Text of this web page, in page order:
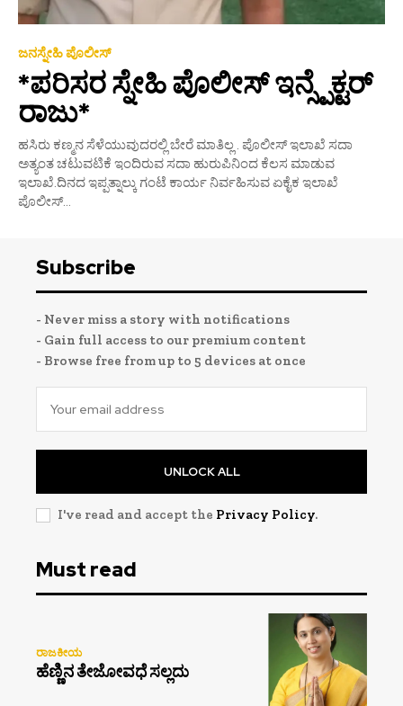
ಜನಸ್ನೇಹಿ ಪೊಲೀಸ್
*ಪರಿಸರ ಸ್ನೇಹಿ ಪೊಲೀಸ್ ಇನ್ಸ್ಪೆಕ್ಟರ್
ರಾಜು*
ಹಸಿರು ಕಣ್ಮನ ಸೆಳೆಯುವುದರಲ್ಲಿ ಬೇರೆ ಮಾತಿಲ್ಲ . ಪೊಲೀಸ್ ಇಲಾಖೆ ಸದಾ
ಅತ್ಯಂತ ಚಟುವಟಿಕೆ ಇಂದಿರುವ ಸದಾ ಹುರುಪಿನಿಂದ ಕೆಲಸ ಮಾಡುವ
ಇಲಾಖೆ.ದಿನದ ಇಪ್ಪತ್ನಾಲ್ಕು ಗಂಟೆ ಕಾರ್ಯ ನಿರ್ವಹಿಸುವ ಏಕೈಕ ಇಲಾಖೆ
ಪೊಲೀಸ್...
Subscribe
- Never miss a story with notifications
- Gain full access to our premium content
- Browse free from up to 5 devices at once
UNLOCK ALL
I've read and accept the Privacy Policy.
Must read
ರಾಜಕೀಯ
ಹೆಣ್ಣಿನ ತೇಜೋವಧೆ ಸಲ್ಲದು